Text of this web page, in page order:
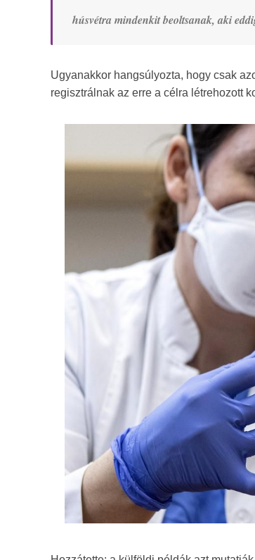
húsvétra mindenkit beoltsanak, aki
Ugyanakkor hangsúlyozta, hogy csak
regisztrálnak az erre a célra létrehozott